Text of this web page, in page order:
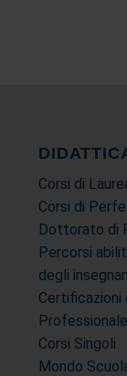
Corsi di
Corsi di
Dottorato di
Percorsi
degli
Certificazioni
Professionale
Corsi Singoli
Mondo